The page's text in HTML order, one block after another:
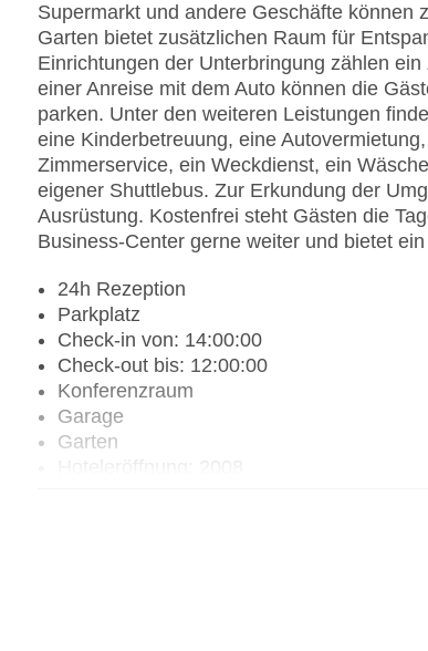
Supermarkt und andere Geschäfte können
Garten bietet zusätzlichen Raum für
Einrichtungen der Unterbringung zählen
einer Anreise mit dem Auto können die
parken. Unter den weiteren Leistungen
eine Kinderbetreuung, eine
Zimmerservice, ein Weckdienst, ein
eigener Shuttlebus. Zur Erkundung der
Ausrüstung. Kostenfrei steht Gästen die
Business-Center gerne weiter und bietet
24h Rezeption
Parkplatz
Check-in von: 14:00:00
Check-out bis: 12:00:00
Konferenzraum
Garage
Garten
Hoteleröffnung: 2008